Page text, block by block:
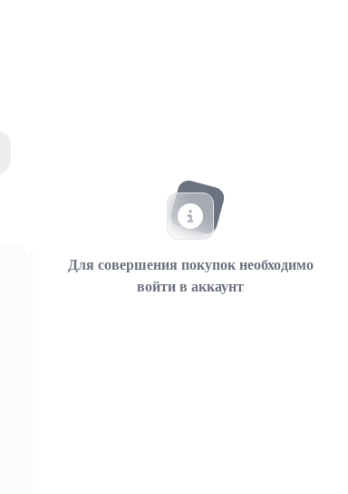
Для совершения покупок необходимо
войти в аккаунт